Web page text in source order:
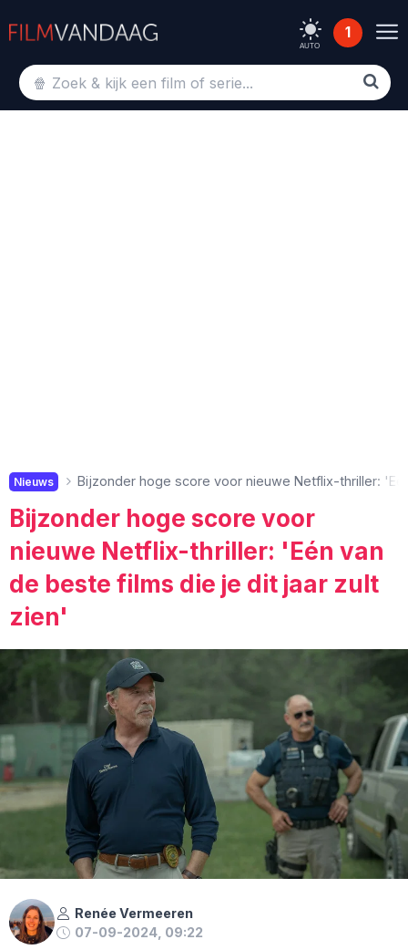
AUTO
1
Nieuws Bijzonder hoge score voor nieuwe Netflix-thriller:
Bijzonder hoge score voor
nieuwe Netflix-thriller: 'Eén van
de beste films die je dit jaar zult
zien'
Renée Vermeeren
07-09-2024, 09:22